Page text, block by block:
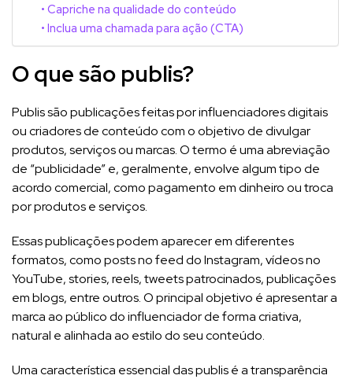
Capriche na qualidade do conteúdo
Inclua uma chamada para ação (CTA)
O que são publis?
Publis são publicações feitas por influenciadores digitais
ou criadores de conteúdo com o objetivo de divulgar
produtos, serviços ou marcas. O termo é uma abreviação
de “publicidade” e, geralmente, envolve algum tipo de
acordo comercial, como pagamento em dinheiro ou troca
por produtos e serviços.
Essas publicações podem aparecer em diferentes
formatos, como posts no feed do Instagram, vídeos no
YouTube, stories, reels, tweets patrocinados, publicações
em blogs, entre outros. O principal objetivo é apresentar a
marca ao público do influenciador de forma criativa,
natural e alinhada ao estilo do seu conteúdo.
Uma característica essencial das publis é a transparência